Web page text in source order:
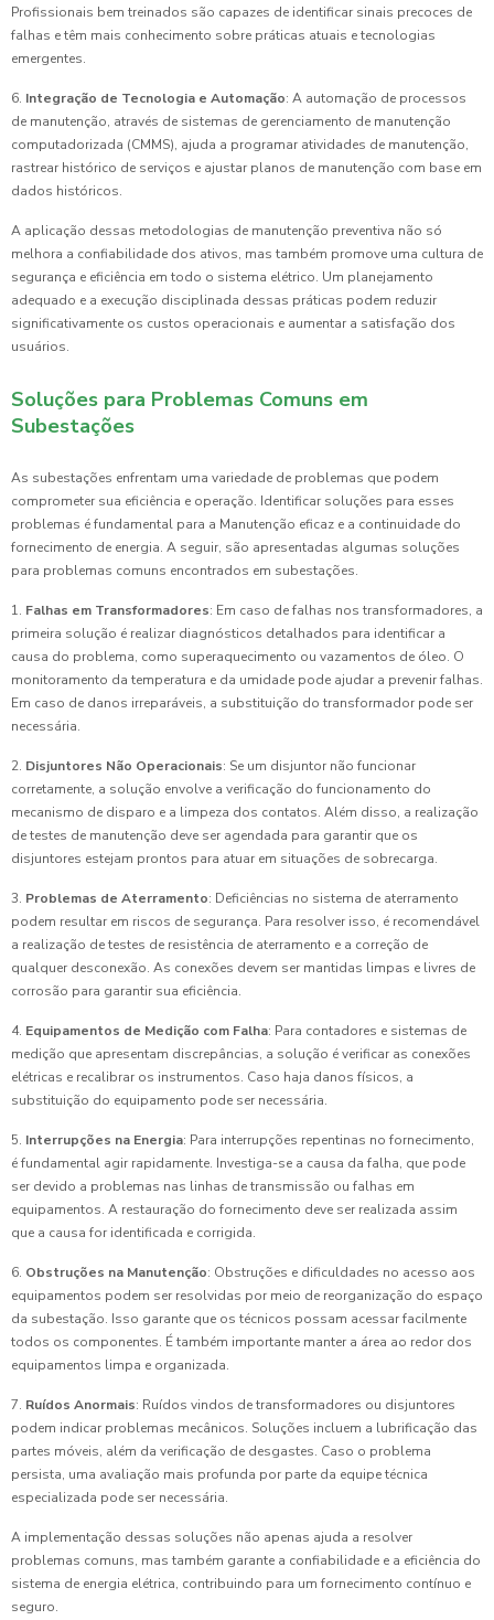
Profissionais bem treinados são capazes de identificar sinais precoces de
falhas e têm mais conhecimento sobre práticas atuais e tecnologias
emergentes.
6. Integração de Tecnologia e Automação: A automação de processos
de manutenção, através de sistemas de gerenciamento de manutenção
computadorizada (CMMS), ajuda a programar atividades de manutenção,
rastrear histórico de serviços e ajustar planos de manutenção com base em
dados históricos.
A aplicação dessas metodologias de manutenção preventiva não só
melhora a confiabilidade dos ativos, mas também promove uma cultura de
segurança e eficiência em todo o sistema elétrico. Um planejamento
adequado e a execução disciplinada dessas práticas podem reduzir
significativamente os custos operacionais e aumentar a satisfação dos
usuários.
Soluções para Problemas Comuns em
Subestações
As subestações enfrentam uma variedade de problemas que podem
comprometer sua eficiência e operação. Identificar soluções para esses
problemas é fundamental para a Manutenção eficaz e a continuidade do
fornecimento de energia. A seguir, são apresentadas algumas soluções
para problemas comuns encontrados em subestações.
1. Falhas em Transformadores: Em caso de falhas nos transformadores, a
primeira solução é realizar diagnósticos detalhados para identificar a
causa do problema, como superaquecimento ou vazamentos de óleo. O
monitoramento da temperatura e da umidade pode ajudar a prevenir falhas.
Em caso de danos irreparáveis, a substituição do transformador pode ser
necessária.
2. Disjuntores Não Operacionais: Se um disjuntor não funcionar
corretamente, a solução envolve a verificação do funcionamento do
mecanismo de disparo e a limpeza dos contatos. Além disso, a realização
de testes de manutenção deve ser agendada para garantir que os
disjuntores estejam prontos para atuar em situações de sobrecarga.
3. Problemas de Aterramento: Deficiências no sistema de aterramento
podem resultar em riscos de segurança. Para resolver isso, é recomendável
a realização de testes de resistência de aterramento e a correção de
qualquer desconexão. As conexões devem ser mantidas limpas e livres de
corrosão para garantir sua eficiência.
4. Equipamentos de Medição com Falha: Para contadores e sistemas de
medição que apresentam discrepâncias, a solução é verificar as conexões
elétricas e recalibrar os instrumentos. Caso haja danos físicos, a
substituição do equipamento pode ser necessária.
5. Interrupções na Energia: Para interrupções repentinas no fornecimento,
é fundamental agir rapidamente. Investiga-se a causa da falha, que pode
ser devido a problemas nas linhas de transmissão ou falhas em
equipamentos. A restauração do fornecimento deve ser realizada assim
que a causa for identificada e corrigida.
6. Obstruções na Manutenção: Obstruções e dificuldades no acesso aos
equipamentos podem ser resolvidas por meio de reorganização do espaço
da subestação. Isso garante que os técnicos possam acessar facilmente
todos os componentes. É também importante manter a área ao redor dos
equipamentos limpa e organizada.
7. Ruídos Anormais: Ruídos vindos de transformadores ou disjuntores
podem indicar problemas mecânicos. Soluções incluem a lubrificação das
partes móveis, além da verificação de desgastes. Caso o problema
persista, uma avaliação mais profunda por parte da equipe técnica
especializada pode ser necessária.
A implementação dessas soluções não apenas ajuda a resolver
problemas comuns, mas também garante a confiabilidade e a eficiência do
sistema de energia elétrica, contribuindo para um fornecimento contínuo e
seguro.